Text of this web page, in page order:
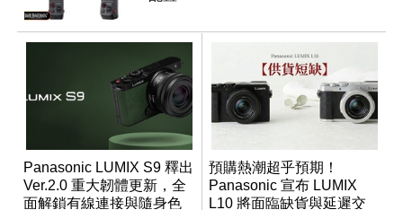
Panasonic LUMIX S9 釋出
Ver.2.0 重大韌體更新，全
面解鎖有線連接與隨身色
預購熱潮超乎預期！
Panasonic 宣布 LUMIX
L10 將面臨缺貨與延遲交